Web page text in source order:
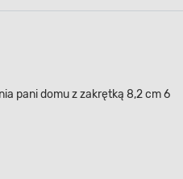
pani domu z zakrętką 8,2 cm 6